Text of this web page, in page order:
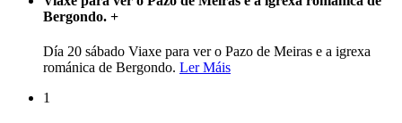
Bergondo. +
Día 20 sábado Viaxe para ver o Pazo de Meiras e a igrexa
románica de Bergondo. Ler Máis
1